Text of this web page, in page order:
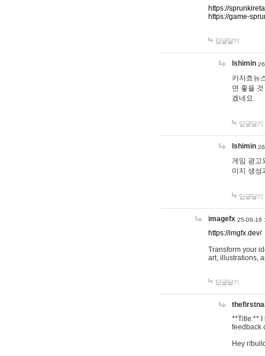
https://
https://game-
답글달기
lshimin
카자흐뉴
면 좋을
겠네요.
답글달기
lshimin
게임 광고
미지 생성
답글달기
imagefx 25-09-16
https://imgfx.dev/
Transform your
art, illustrations,
답글달기
**Title:** I
feedback
Hey r/